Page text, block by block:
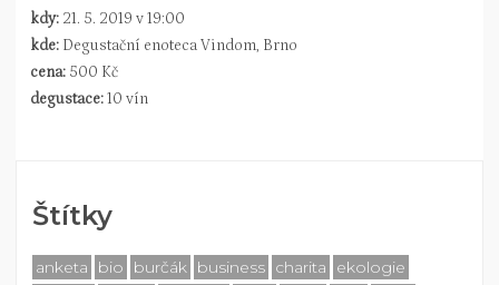
kdy: 21. 5. 2019 v 19:00
kde: Degustační enoteca Vindom, Brno
cena: 500 Kč
degustace:10 vín
Štítky
anketa bio burčák business charita
ekologie